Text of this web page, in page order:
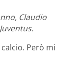
Claudio
Però mi